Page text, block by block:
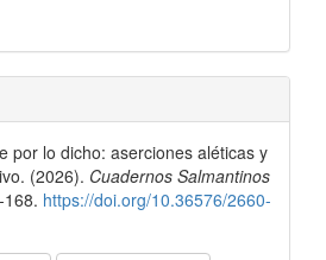
por lo dicho: aserciones aléticas y
(2026). Cuadernos Salmantinos
168. https://doi.org/10.36576/2660-